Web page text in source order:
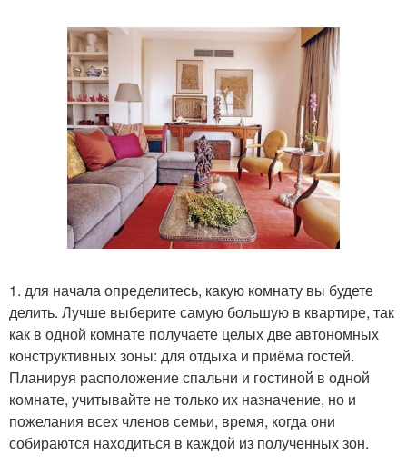
1. для начала определитесь, какую комнату вы будете
делить. Лучше выберите самую большую в квартире, так
как в одной комнате получаете целых две автономных
конструктивных зоны: для отдыха и приёма гостей.
Планируя расположение спальни и гостиной в одной
комнате, учитывайте не только их назначение, но и
пожелания всех членов семьи, время, когда они
собираются находиться в каждой из полученных зон.